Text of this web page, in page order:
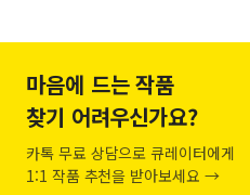
마음에 드는 작품
찾기 어려우신가요?
카톡 무료 상담으로 큐레이터에게
1:1 작품 추천을 받아보세요 →